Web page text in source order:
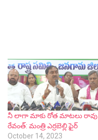
నీ లాగా మాకు రోత మాటలు రావు
రేవంత్: మంత్రి ఎర్రబెల్లి ఫైర్
October 14, 2023